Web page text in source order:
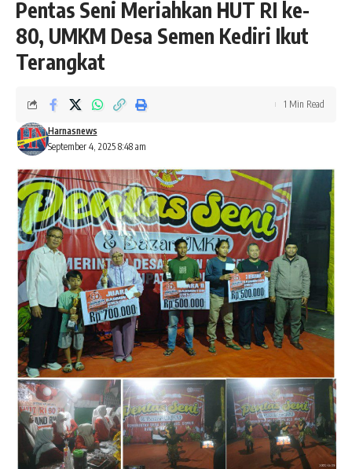
Pentas Seni Meriahkan HUT RI ke-
80, UMKM Desa Semen Kediri Ikut
Terangkat
September 4, 2025 8:48 am
Harnasnews
1 Min Read